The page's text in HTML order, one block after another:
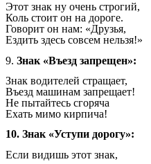
Этот знак ну очень строгий,
Коль стоит он на дороге.
Говорит он нам: «Друзья,
Ездить здесь совсем нельзя!»
9. Знак «Въезд запрещен»:
Знак водителей стращает,
Въезд машинам запрещает!
Не пытайтесь сгоряча
Ехать мимо кирпича!
10. Знак «Уступи дорогу»:
Если видишь этот знак,